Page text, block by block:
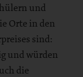
und
Orte in den
sind:
und würden
die